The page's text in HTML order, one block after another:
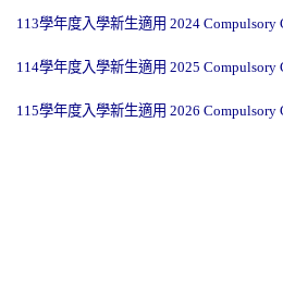
113學年度入學新生適用 2024 Compulsory
114學年度入學新生適用 2025 Compulsory
115學年度入學新生適用 2026 Compulsory